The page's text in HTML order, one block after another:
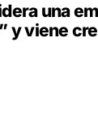
una
y viene